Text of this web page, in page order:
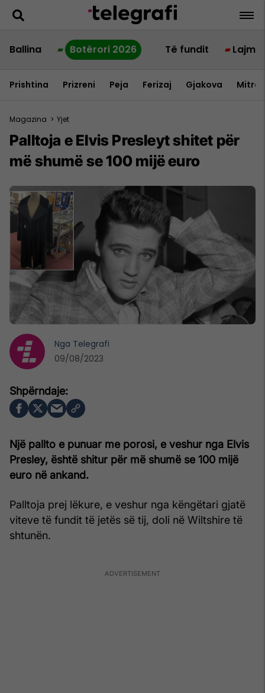
Ballina Botërori 2026 Të fundit Lajme
Prishtina Prizreni Peja Ferizaj Gjakova
Magazina > Yjet
Palltoja e Elvis Presleyt shitet për
më shumë se 100 mijë euro
Një pallto e punuar me porosi, e veshur nga Elvis
Presley, është shitur për më shumë se 100 mijë
euro në ankand.
Palltoja prej lëkure, e veshur nga këngëtari gjatë
viteve të fundit të jetës së tij, doli në Wiltshire të
shtunën.
Nga Telegrafi
09/08/2023